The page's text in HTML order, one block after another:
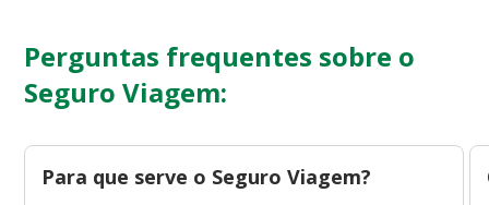
Perguntas frequentes sobre o
Seguro Viagem:
Para que serve o Seguro Viagem?